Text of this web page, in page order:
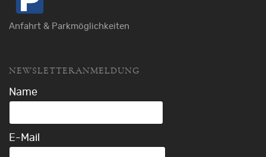
Anfahrt & Parkmöglichkeiten
NEWSLETTERANMELDUNG
Name
E-Mail